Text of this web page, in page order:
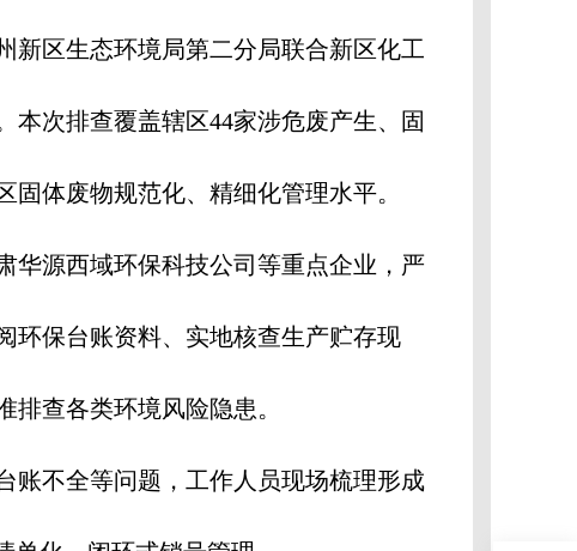
区生态环境局第二分局联合新区化工
本次排查覆盖辖区44家涉危废产生、固
体废物规范化、精细化管理水平。
源西域环保科技公司等重点企业，严
环保台账资料、实地核查生产贮存现
查各类环境风险隐患。
不全等问题，工作人员现场梳理形成